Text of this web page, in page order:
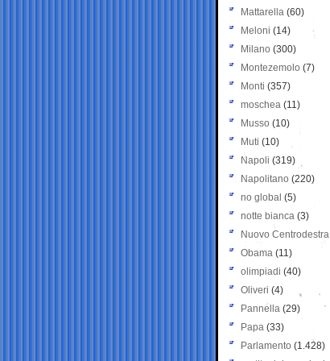
Mattarella (60)
Meloni (14)
Milano (300)
Montezemolo (7)
Monti (357)
moschea (11)
Musso (10)
Muti (10)
Napoli (319)
Napolitano (220)
no global (5)
notte bianca (3)
Nuovo Centrodestra
Obama (11)
olimpiadi (40)
Oliveri (4)
Pannella (29)
Papa (33)
Parlamento (1.428)